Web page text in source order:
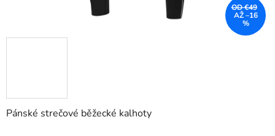
Pánské strečové běžecké kalhoty
OD €49
AŽ –16
%